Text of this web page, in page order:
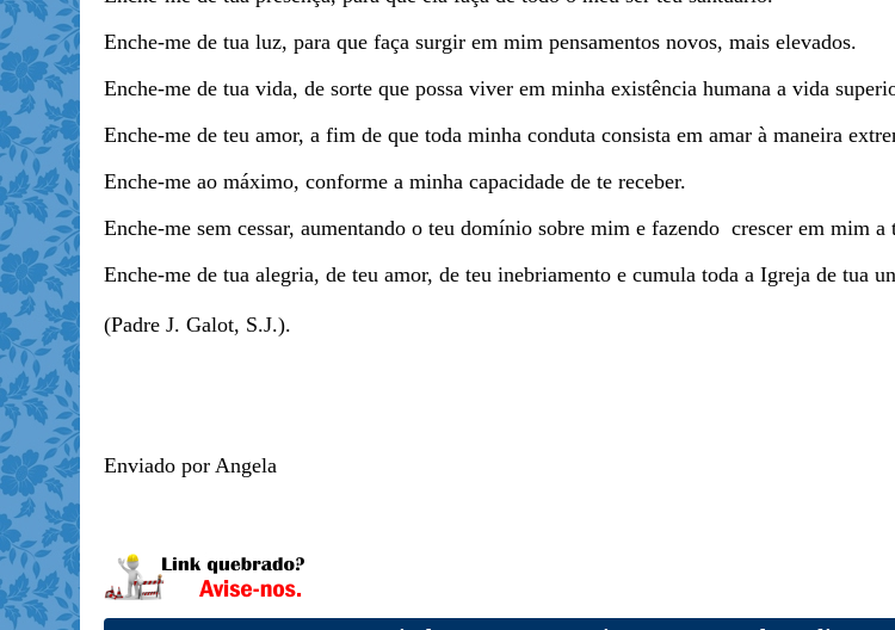
Enche-me de tua luz, para que faça surgir em mim pensamentos novos, mais elevados.
Enche-me de tua vida, de sorte que possa viver em minha existência humana a vida
Enche-me de teu amor, a fim de que toda minha conduta consista em amar à maneira
Enche-me ao máximo, conforme a minha capacidade de te receber.
Enche-me sem cessar, aumentando o teu domínio sobre mim e fazendo crescer em mim a
Enche-me de tua alegria, de teu amor, de teu inebriamento e cumula toda a Igreja de tua
(Padre J. Galot, S.J.).
Enviado por Angela